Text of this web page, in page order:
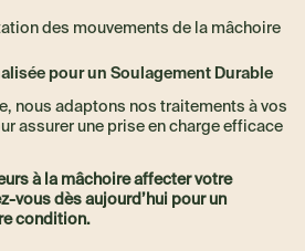
des mouvements de la mâchoire
pour un Soulagement Durable
nous adaptons nos traitements à vos
assurer une prise en charge efficace
à la mâchoire affecter votre
vous dès aujourd’hui pour un
condition.